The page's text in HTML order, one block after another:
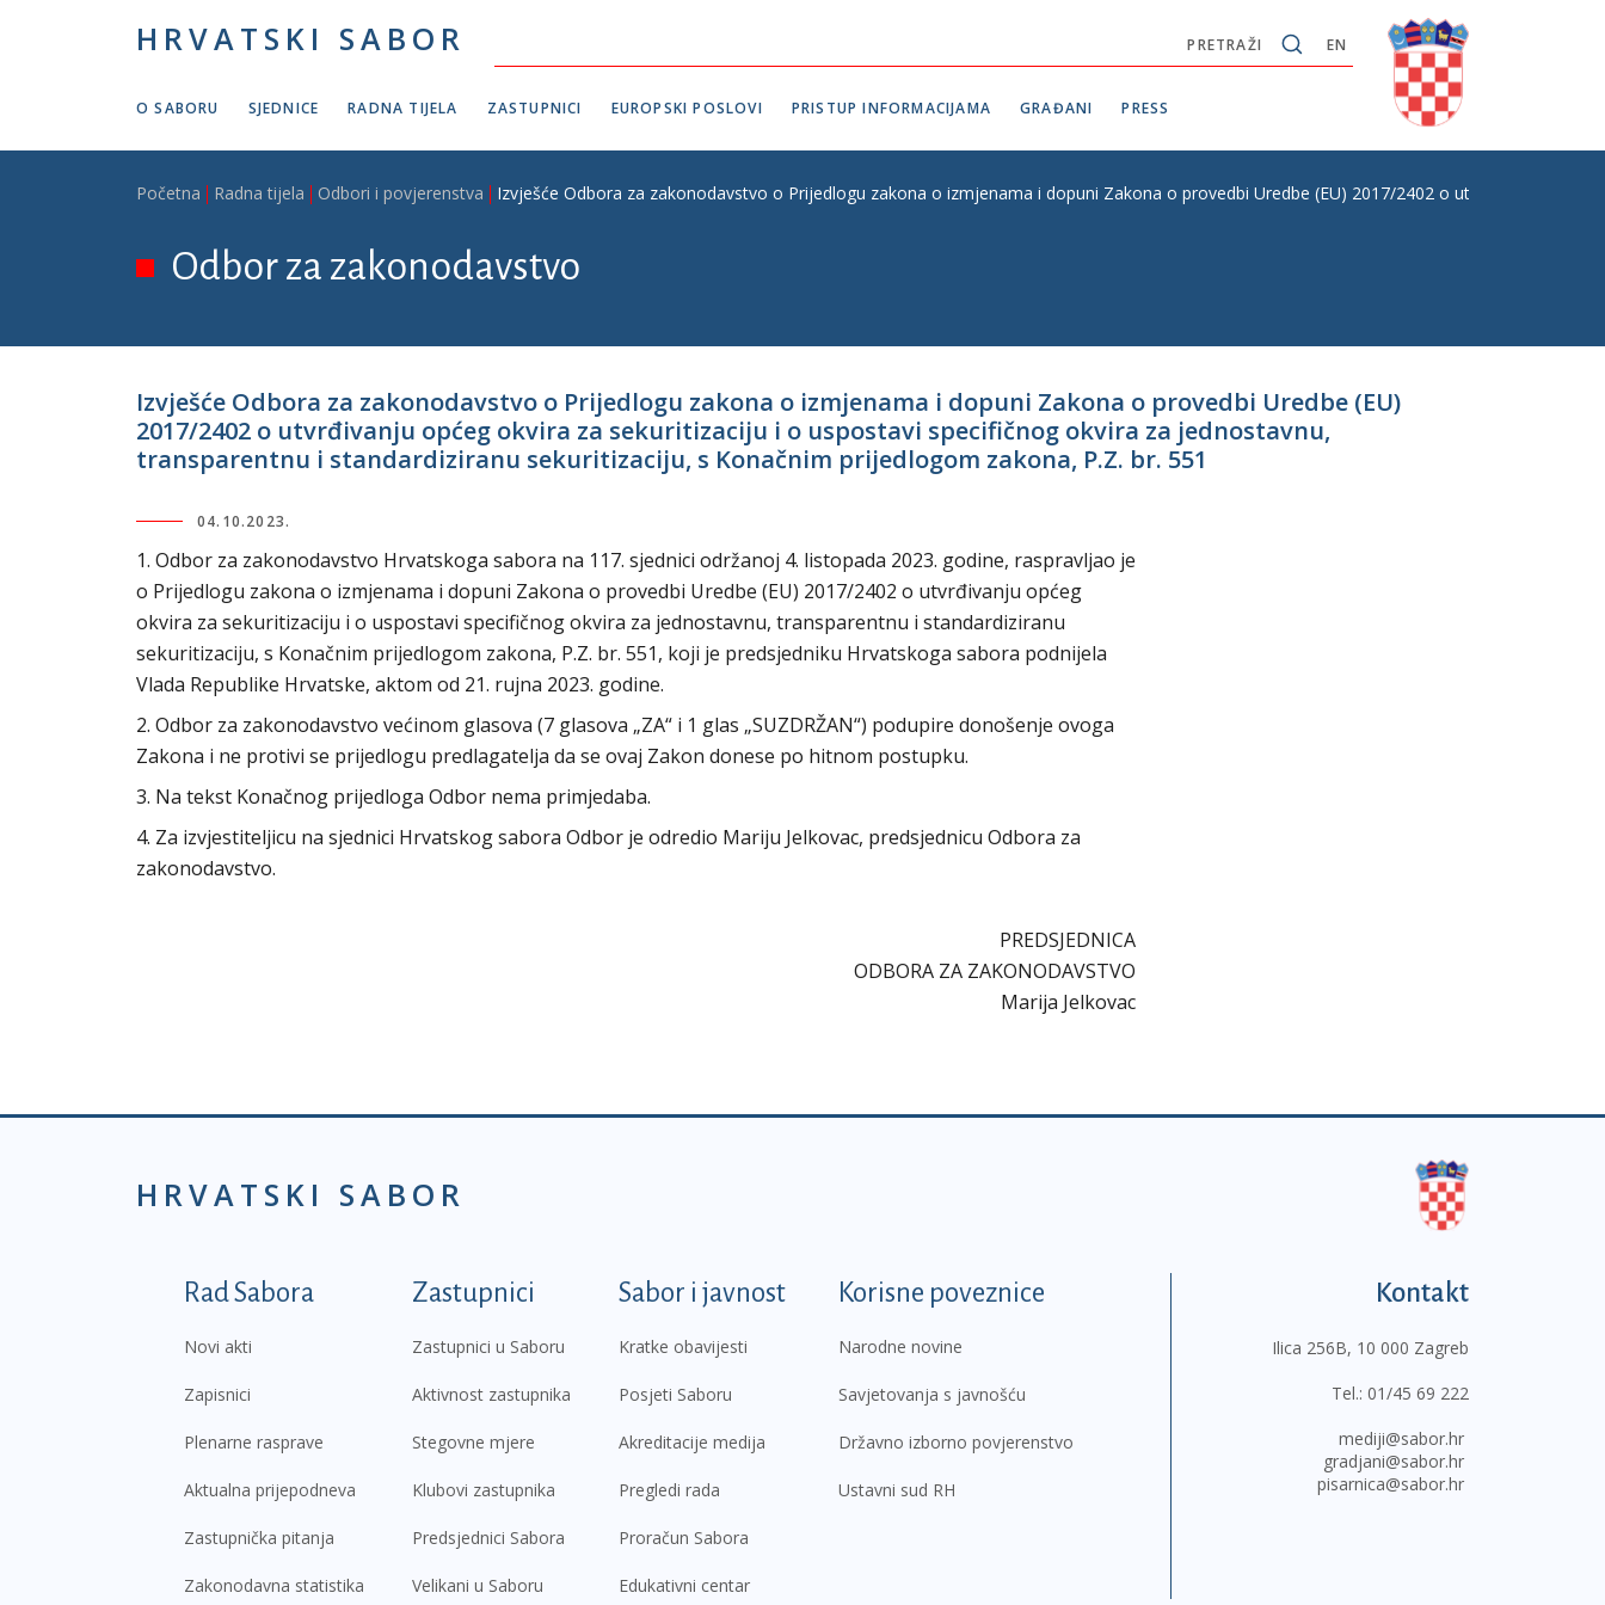
HRVATSKI SABOR EN
PRETRAŽI
O SABORU SJEDNICE RADNA TIJELA ZASTUPNICI EUROPSKI POSLOVI PRISTUP INFORMACIJAMA GRAĐANI PRESS
Breadcrumb
Početna Radna tijela Odbori i povjerenstva Izvješće Odbora za zakonodavstvo o Prijedlogu zakona o izmjenama i dopuni Zakona o provedbi Uredbe (EU) 2017/2402 o utvrđivanju
Odbor za zakonodavstvo
Izvješće Odbora za zakonodavstvo o Prijedlogu zakona o izmjenama i dopuni Zakona o provedbi Uredbe (EU)
2017/2402 o utvrđivanju općeg okvira za sekuritizaciju i o uspostavi specifičnog okvira za jednostavnu,
transparentnu i standardiziranu sekuritizaciju, s Konačnim prijedlogom zakona, P.Z. br. 551
04.10.2023.
1. Odbor za zakonodavstvo Hrvatskoga sabora na 117. sjednici održanoj 4. listopada 2023. godine, raspravljao je
o Prijedlogu zakona o izmjenama i dopuni Zakona o provedbi Uredbe (EU) 2017/2402 o utvrđivanju općeg
okvira za sekuritizaciju i o uspostavi specifičnog okvira za jednostavnu, transparentnu i standardiziranu
sekuritizaciju, s Konačnim prijedlogom zakona, P.Z. br. 551, koji je predsjedniku Hrvatskoga sabora podnijela
Vlada Republike Hrvatske, aktom od 21. rujna 2023. godine.
2. Odbor za zakonodavstvo većinom glasova (7 glasova „ZA“ i 1 glas „SUZDRŽAN“) podupire donošenje ovoga
Zakona i ne protivi se prijedlogu predlagatelja da se ovaj Zakon donese po hitnom postupku.
3. Na tekst Konačnog prijedloga Odbor nema primjedaba.
4. Za izvjestiteljicu na sjednici Hrvatskog sabora Odbor je odredio Mariju Jelkovac, predsjednicu Odbora za
zakonodavstvo.
PREDSJEDNICA
ODBORA ZA ZAKONODAVSTVO
Marija Jelkovac
HRVATSKI SABOR
Podnožje prvi izbornik
Rad Sabora
Novi akti
Zapisnici
Plenarne rasprave
Aktualna prijepodneva
Zastupnička pitanja
Zakonodavna statistika
Zastupnici
Zastupnici u Saboru
Aktivnost zastupnika
Stegovne mjere
Klubovi zastupnika
Predsjednici Sabora
Velikani u Saboru
Sabor i javnost
Kratke obavijesti
Posjeti Saboru
Akreditacije medija
Pregledi rada
Proračun Sabora
Edukativni centar
Korisne poveznice
Narodne novine
Savjetovanja s javnošću
Državno izborno povjerenstvo
Ustavni sud RH
Kontakt
Ilica 256B, 10 000 Zagreb
Tel.: 01/45 69 222
mediji@sabor.hr
gradjani@sabor.hr
pisarnica@sabor.hr